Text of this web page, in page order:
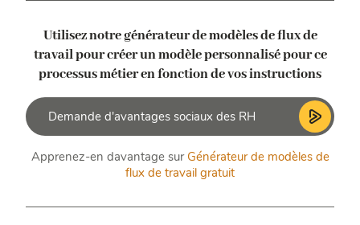
Utilisez notre générateur de modèles de flux de
travail pour créer un modèle personnalisépour ce
processus métier en fonction de vos instructions
Apprenez-en davantage sur Générateur de modèles de
flux de travail gratuit